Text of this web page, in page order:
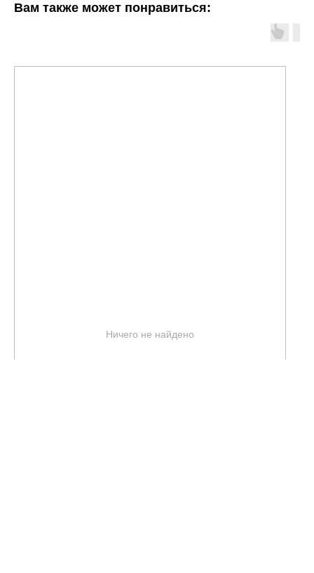
Вам также может понравиться:
Ничего не найдено